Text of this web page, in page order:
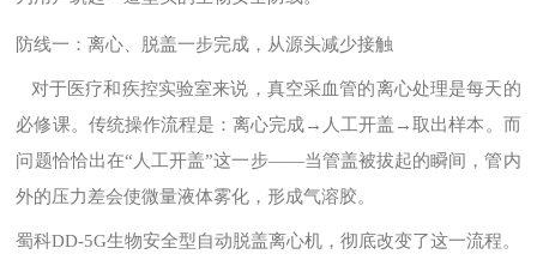
防线一：离心、脱盖一步完成，从源头减少接触
对于医疗和疾控实验室来说，真空采血管的离心处理是每天的
必修课。传统操作流程是：离心完成→人工开盖→取出样本。而
问题恰恰出在“人工开盖”这一步——当管盖被拔起的瞬间，管内
外的压力差会使微量液体雾化，形成气溶胶。
蜀科DD-5G生物安全型自动脱盖离心机，彻底改变了这一流程。